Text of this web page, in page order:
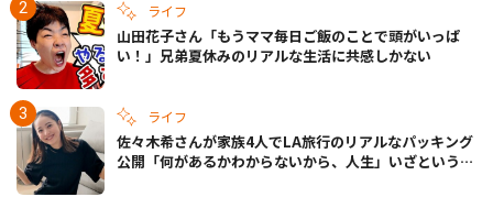
ライフ
山田花子さん「もうママ毎日ご飯のことで頭がいっぱ
い！」兄弟夏休みのリアルな生活に共感しかない
ライフ
佐々木希さんが家族4人でLA旅行のリアルなパッキング
公開「何があるかわからないから、人生」いざというと